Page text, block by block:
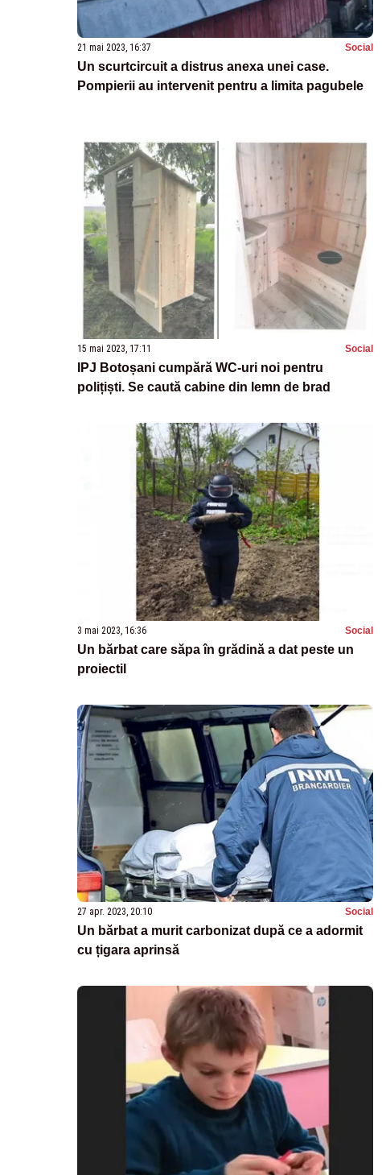
21 mai 2023, 16:37 Social
Un scurtcircuit a distrus anexa unei case.
Pompierii au intervenit pentru a limita pagubele
15 mai 2023, 17:11 Social
IPJ Botoșani cumpără WC-uri noi pentru
polițiști. Se caută cabine din lemn de brad
3 mai 2023, 16:36 Social
Un bărbat care săpa în grădină a dat peste un
proiectil
27 apr. 2023, 20:10 Social
Un bărbat a murit carbonizat după ce a adormit
cu țigara aprinsă